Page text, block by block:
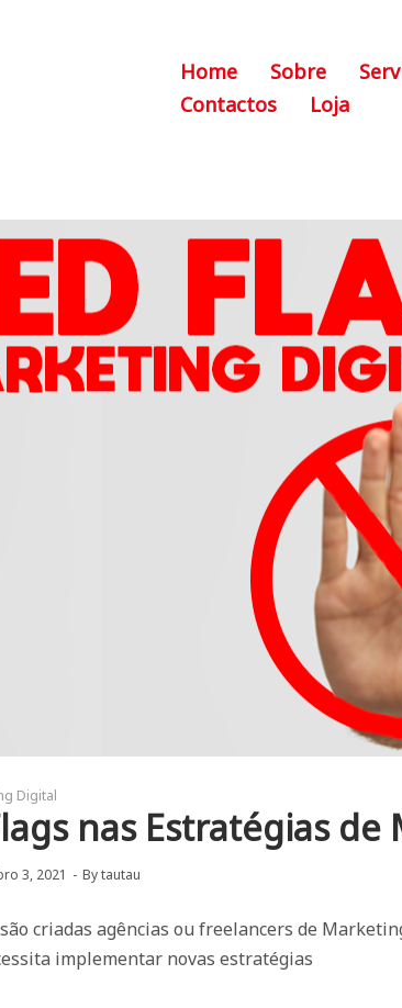
Home Sobre
Contactos
Loja
Digital
nas Estratégias
3, 2021 Bytautau
criadas agências ou freelancers de
implementar novas estratégias